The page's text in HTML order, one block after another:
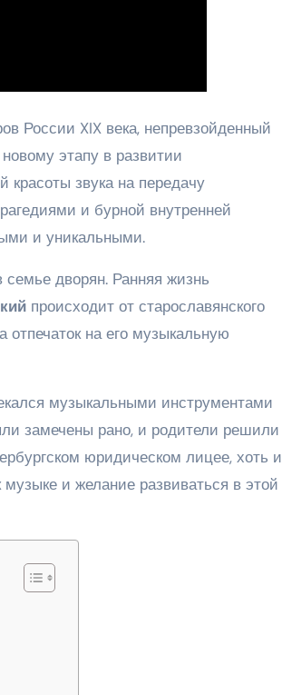
России XIX века, непревзойденный
этапу в развитии
красоты звука на передачу
и бурной внутренней
и уникальными.
семье дворян. Ранняя жизнь
происходит от старославянского
отпечаток на его музыкальную
музыкальными инструментами
замечены рано, и родители решили
юридическом лицее, хоть и
и желание развиваться в этой